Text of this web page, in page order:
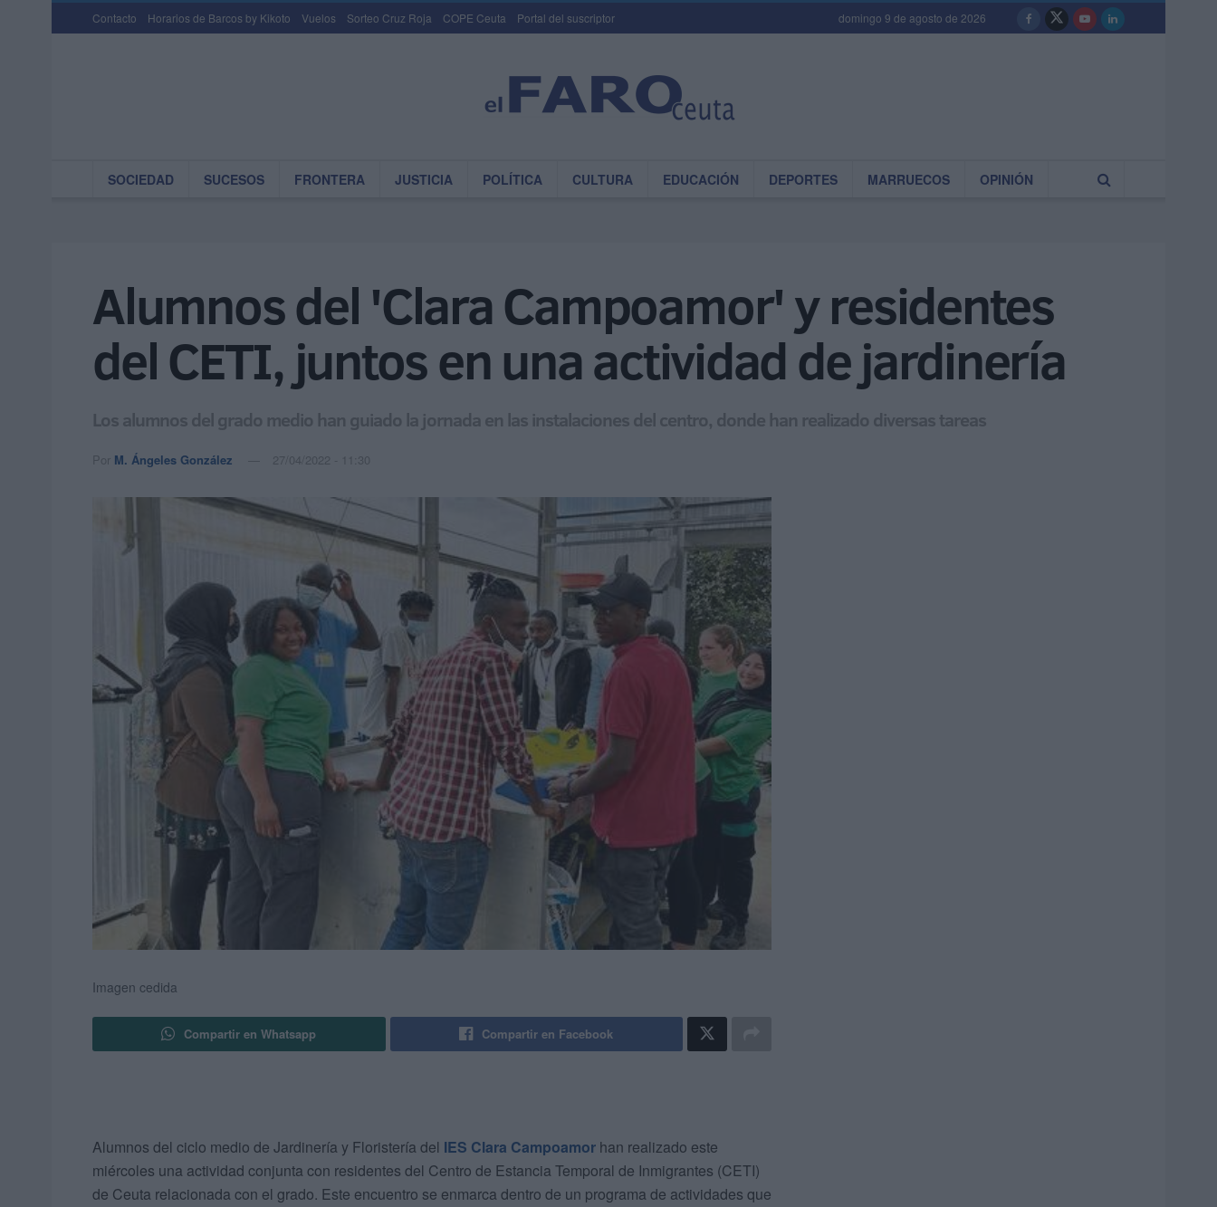
Contacto Horarios de Barcos by Kikoto Vuelos Sorteo Cruz Roja COPE Ceuta Portal del suscriptor domingo 9 de agosto de 2026
SOCIEDAD SUCESOS FRONTERA JUSTICIA POLÍTICA CULTURA EDUCACIÓN DEPORTES MARRUECOS OPINIÓN
Alumnos del 'Clara Campoamor' y residentes
del CETI, juntos en una actividad de jardinería
Los alumnos del grado medio han guiado la jornada en las instalaciones del centro, donde han realizado diversas tareas
Por M. Ángeles González 27/04/2022 - 11:30
Imagen cedida
Compartir en Whatsapp Compartir en Facebook
Alumnos del ciclo medio de Jardinería y Floristería del IES Clara Campoamor han realizado este
miércoles una actividad conjunta con residentes del Centro de Estancia Temporal de Inmigrantes (CETI)
de Ceuta relacionada con el grado. Este encuentro se enmarca dentro de un programa de actividades que